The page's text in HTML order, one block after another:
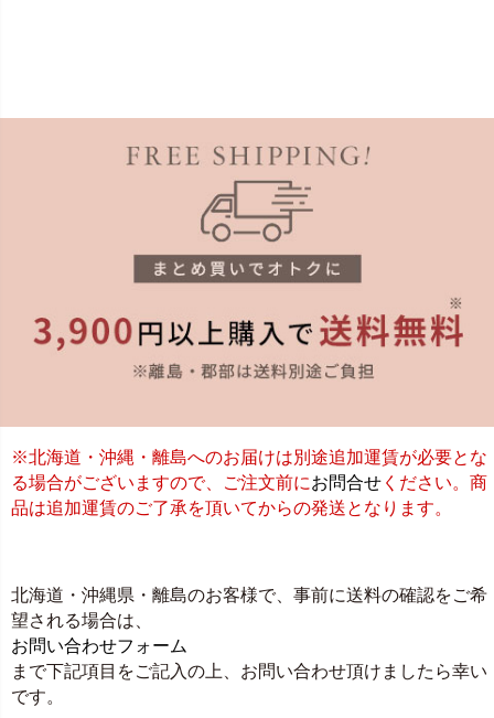
※北海道・沖縄・離島へのお届けは別途追加運賃が必要とな
る場合がございますので、ご注文前にお問合せ ください。商
品は追加運賃のご了承を頂いてからの発送となります。
北海道・沖縄県・離島のお客様で、事前に送料の確認をご希
望される場合は、
お問い合わせフォーム
まで下記項目をご記入の上、お問い合わせ頂けましたら幸い
です。